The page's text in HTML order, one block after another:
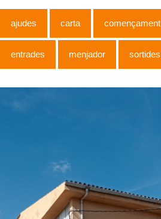
ajudes carta començament
entrades menjador sortides